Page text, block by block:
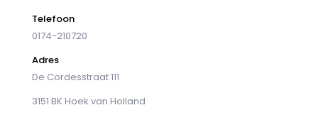
Telefoon
0174-210720
Adres
De Cordesstraat 111
3151 BK Hoek van Holland